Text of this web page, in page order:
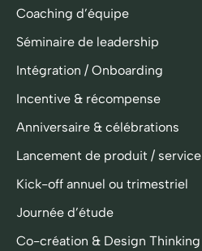
Coaching d’équipe
Séminaire de leadership
Intégration / Onboarding
Incentive & récompense
Anniversaire & célébrations
Lancement de produit / service
Kick-off annuel ou trimestriel
Journée d’étude
Co-création & Design Thinking